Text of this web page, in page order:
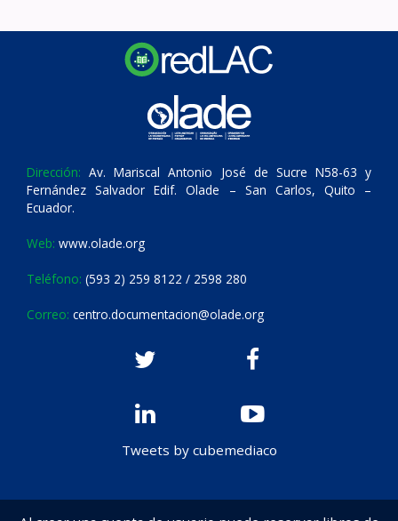
Dirección: Av. Mariscal Antonio José de Sucre N58-63 y
Fernández Salvador Edif. Olade – San Carlos, Quito –
Ecuador.
Web: www.olade.org
Teléfono: (593 2) 259 8122 / 2598 280
Correo: centro.documentacion@olade.org
Tweets by cubemediaco